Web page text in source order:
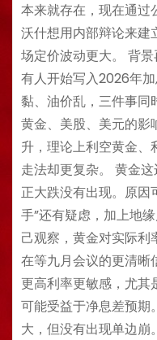
本来就存在，现在通过
沃什想用内部辩论来建
场定价波动更大。 背
有人开始写入2026年
黏、油价乱，三件事同
黄金、美股、美元的影
升，理论上利空黄金
走法却更复杂。 黄金
正大跌没有出现。原因
手”还有疑虑，加上地
己观察，黄金对实际利
在等九月会议的更清晰
更高利率更敏感，尤其
可能受益于净息差预期
大，但没有出现单边崩